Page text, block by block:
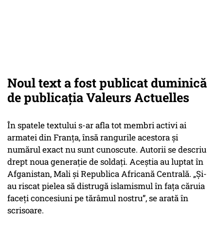
Noul text a fost publicat duminică
de publicația Valeurs Actuelles
În spatele textului s-ar afla tot membri activi ai
armatei din Franța, însă rangurile acestora și
numărul exact nu sunt cunoscute. Autorii se descriu
drept noua generație de soldați. Aceștia au luptat în
Afganistan, Mali și Republica Africană Centrală. „Și-
au riscat pielea să distrugă islamismul în fața căruia
faceți concesiuni pe tărâmul nostru”, se arată în
scrisoare.